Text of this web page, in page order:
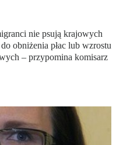
nie psują krajowych
obniżenia płac lub wzrostu
– przypomina komisarz